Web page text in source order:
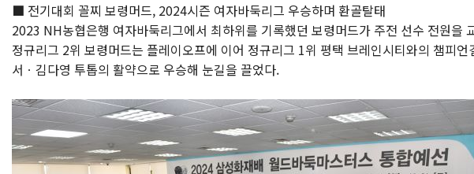
■ 전기대회 꼴찌 보령머드, 2024시즌 여자바둑리그 우승하며 환골탈태
2023 NH농협은행 여자바둑리그에서 최하위를 기록했던 보령머드가 주전 선수 전원을
정규리그 2위 보령머드는 플레이오프에 이어 정규리그 1위 평택 브레인시티와의 챔피
서ㆍ김다영 투톱의 활약으로 우승해 눈길을 끌었다.